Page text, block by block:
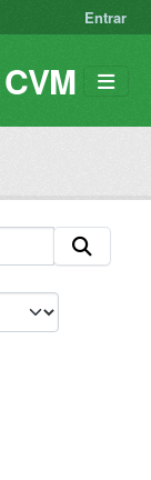
Entrar